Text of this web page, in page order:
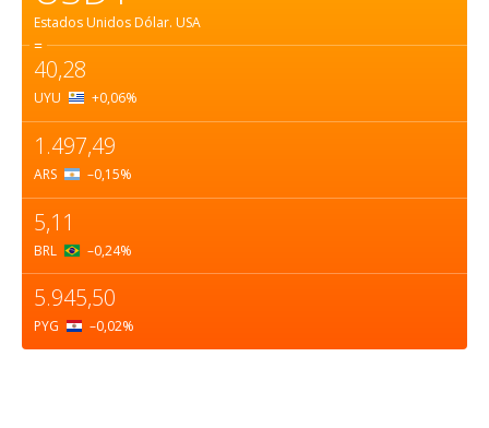
Estados Unidos Dólar. USA
=
40,28
UYU +0,06%
1.497,49
ARS –0,15%
5,11
BRL –0,24%
5.945,50
PYG –0,02%